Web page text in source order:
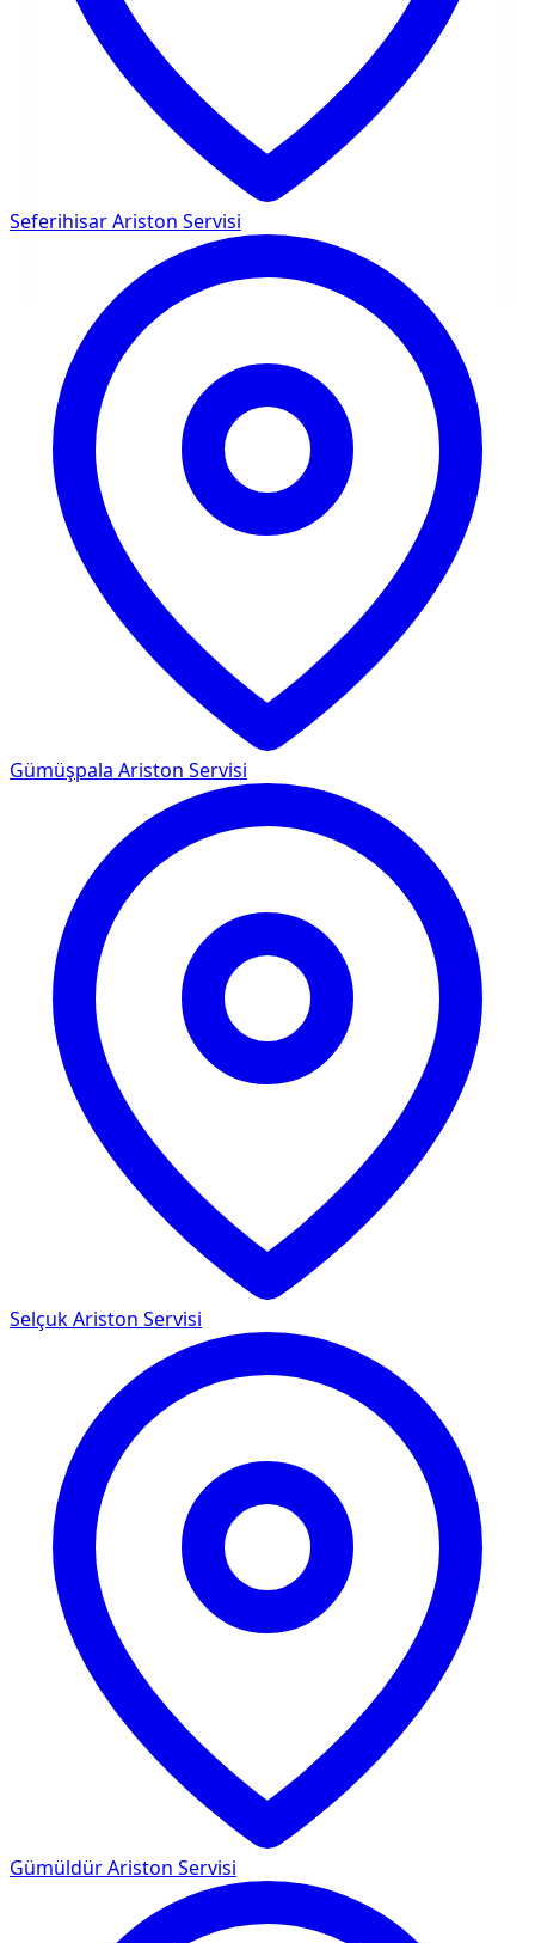
SeferihisarAriston Servisi
Gümüşpala Ariston Servisi
SelçukAriston Servisi
GümüldürAriston Servisi